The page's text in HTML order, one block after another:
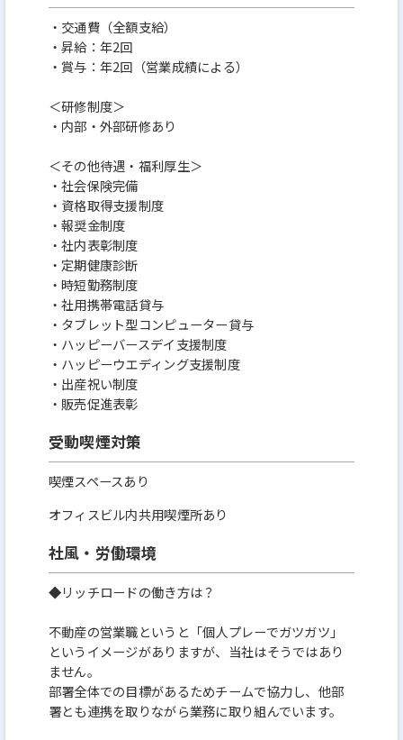
・交通費（全額支給）
・昇給：年2回
・賞与：年2回（営業成績による）
＜研修制度＞
・内部・外部研修あり
＜その他待遇・福利厚生＞
・社会保険完備
・資格取得支援制度
・報奨金制度
・社内表彰制度
・定期健康診断
・時短勤務制度
・社用携帯電話貸与
・タブレット型コンピューター貸与
・ハッピーバースデイ支援制度
・ハッピーウエディング支援制度
・出産祝い制度
・販売促進表彰
受動喫煙対策
喫煙スペースあり
オフィスビル内共用喫煙所あり
社風・労働環境
◆リッチロードの働き方は？
不動産の営業職というと「個人プレーでガツガツ」
というイメージがありますが、当社はそうではあり
ません。
部署全体での目標があるためチームで協力し、他部
署とも連携を取りながら業務に取り組んでいます。